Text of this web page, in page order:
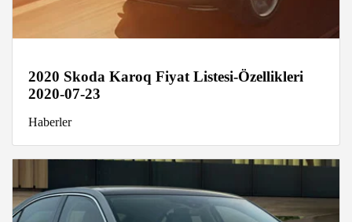
2020 Skoda Karoq Fiyat Listesi-Özellikleri
2020-07-23
Haberler